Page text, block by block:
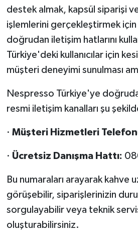
destek almak, kapsül siparişi
işlemlerini gerçekleştirmek için
doğrudan iletişim hatlarını
Türkiye'deki kullanıcılar için
müşteri deneyimi sunulması
Nespresso Türkiye'ye
resmi iletişim kanalları şu
· Müşteri Hizmetleri
· Ücretsiz Danışma Hattı:
Bu numaraları arayarak kahve
görüşebilir, siparişlerinizin
sorgulayabilir veya teknik
oluşturabilirsiniz.